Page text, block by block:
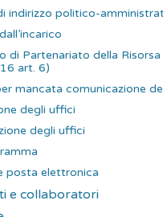
indirizzo politico-
di Partenariato della Risorsa
art. 6)
mancata comunicazione
degli uffici
degli uffici
posta elettronica
e collaboratori